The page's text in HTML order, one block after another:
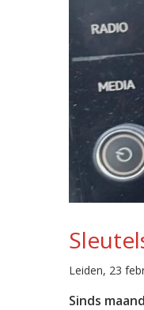
Leiden, 23
Sinds